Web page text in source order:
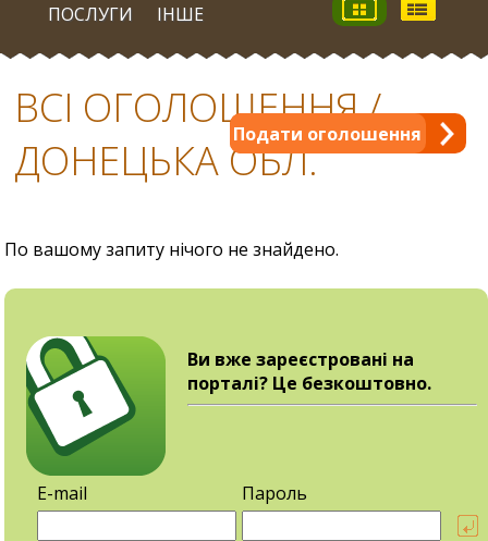
ПОСЛУГИ
ІНШЕ
Подати оголошення
ВСІ ОГОЛОШЕННЯ /
ДОНЕЦЬКА ОБЛ.
По вашому запиту нічого не знайдено.
Ви вже зареєстровані на
порталі? Це безкоштовно.
E-mail Пароль